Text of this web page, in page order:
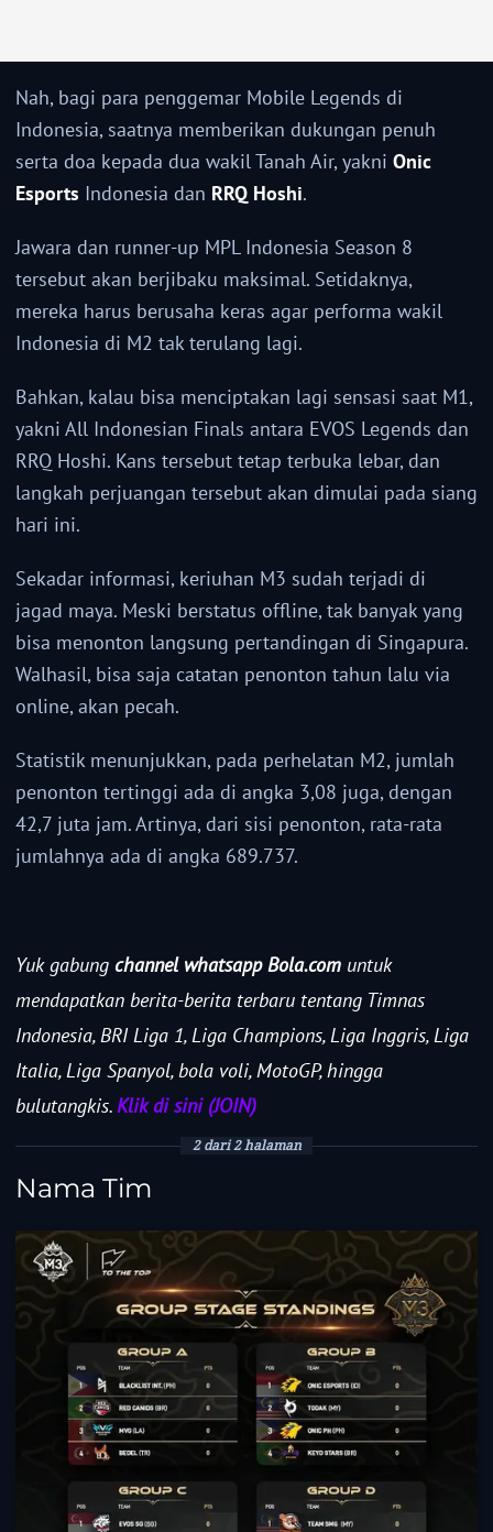
Nah, bagi para penggemar Mobile Legends di
Indonesia, saatnya memberikan dukungan penuh
serta doa kepada dua wakil Tanah Air, yakni Onic
Esports Indonesia dan RRQ Hoshi.
Jawara dan runner-up MPL Indonesia Season 8
tersebut akan berjibaku maksimal. Setidaknya,
mereka harus berusaha keras agar performa wakil
Indonesia di M2 tak terulang lagi.
Bahkan, kalau bisa menciptakan lagi sensasi saat M1,
yakni All Indonesian Finals antara EVOS Legends dan
RRQ Hoshi. Kans tersebut tetap terbuka lebar, dan
langkah perjuangan tersebut akan dimulai pada siang
hari ini.
Sekadar informasi, keriuhan M3 sudah terjadi di
jagad maya. Meski berstatus offline, tak banyak yang
bisa menonton langsung pertandingan di Singapura.
Walhasil, bisa saja catatan penonton tahun lalu via
online, akan pecah.
Statistik menunjukkan, pada perhelatan M2, jumlah
penonton tertinggi ada di angka 3,08 juga, dengan
42,7 juta jam. Artinya, dari sisi penonton, rata-rata
jumlahnya ada di angka 689.737.
Yuk gabung channel whatsapp Bola.com untuk
mendapatkan berita-berita terbaru tentang Timnas
Indonesia, BRI Liga 1, Liga Champions, Liga Inggris, Liga
Italia, Liga Spanyol, bola voli, MotoGP, hingga
bulutangkis.Klik di sini (JOIN)
2 dari 2 halaman
Nama Tim